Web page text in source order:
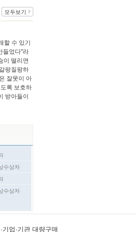
모두보기
할 수 있기
들었다”라
이 떨리면
팡질팡하
잘못이 아
록 보호하
받아들이
수상자
수상자
기업·기관 대량구매